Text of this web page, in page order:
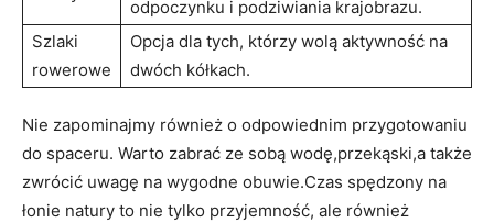
odpoczynku i podziwiania krajobrazu.
Szlaki
rowerowe
Opcja dla tych, którzy wolą aktywność na
dwóch kółkach.
Nie zapominajmy również o odpowiednim przygotowaniu
do spaceru. Warto zabrać ze sobą wodę,przekąski,a także
zwrócić uwagę na wygodne obuwie.Czas spędzony na
łonie natury to nie tylko przyjemność, ale również